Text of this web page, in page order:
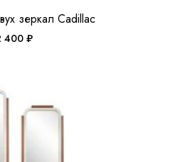
зеркал Cadillac
400 ₽